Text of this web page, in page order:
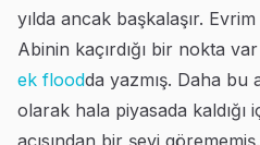
yılda ancak başkalaşır. Evrim
Abinin kaçırdığı bir nokta
ek floodda yazmış. Daha bu
olarak hala piyasada kaldığı
açısından bir şeyi